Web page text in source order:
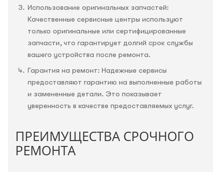
Использование оригинальных запчастей:
Качественные сервисные центры используют
только оригинальные или сертифицированные
запчасти, что гарантирует долгий срок службы
вашего устройства после ремонта.
Гарантия на ремонт: Надежные сервисы
предоставляют гарантию на выполненные работы
и замененные детали. Это показывает
уверенность в качестве предоставляемых услуг.
ПРЕИМУЩЕСТВА СРОЧНОГО
РЕМОНТА